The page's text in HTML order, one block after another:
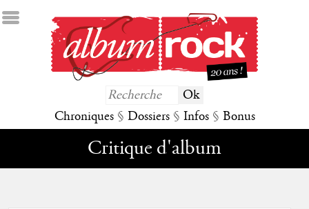
Chroniques § Dossiers § Infos § Bonus
Critique d'album